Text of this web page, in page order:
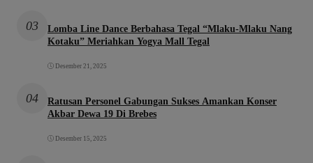
03
Lomba Line Dance Berbahasa Tegal “Mlaku-Mlaku Nang
Kotaku” Meriahkan Yogya Mall Tegal
Desember 21, 2025
04
Ratusan Personel Gabungan Sukses Amankan Konser
Akbar Dewa 19 Di Brebes
Desember 15, 2025